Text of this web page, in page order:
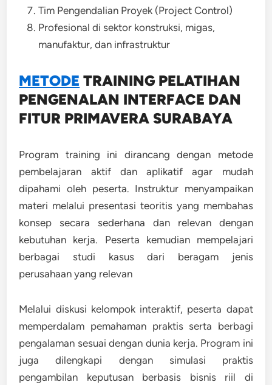
Tim Pengendalian Proyek (Project Control)
Profesional di sektor konstruksi, migas,
manufaktur, dan infrastruktur
METODE TRAINING PELATIHAN
PENGENALAN INTERFACE DAN
FITUR PRIMAVERA SURABAYA
Program training ini dirancang dengan metode
pembelajaran aktif dan aplikatif agar mudah
dipahami oleh peserta. Instruktur menyampaikan
materi melalui presentasi teoritis yang membahas
konsep secara sederhana dan relevan dengan
kebutuhan kerja. Peserta kemudian mempelajari
berbagai studi kasus dari beragam jenis
perusahaan yang relevan
Melalui diskusi kelompok interaktif, peserta dapat
memperdalam pemahaman praktis serta berbagi
pengalaman sesuai dengan dunia kerja. Program ini
juga dilengkapi dengan simulasi praktis
pengambilan keputusan berbasis bisnis riil di